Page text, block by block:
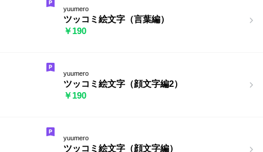
yuumero
ツッコミ絵文字（言葉編）
￥190
yuumero
ツッコミ絵文字（顔文字編2）
￥190
yuumero
ツッコミ絵文字（顔文字編）